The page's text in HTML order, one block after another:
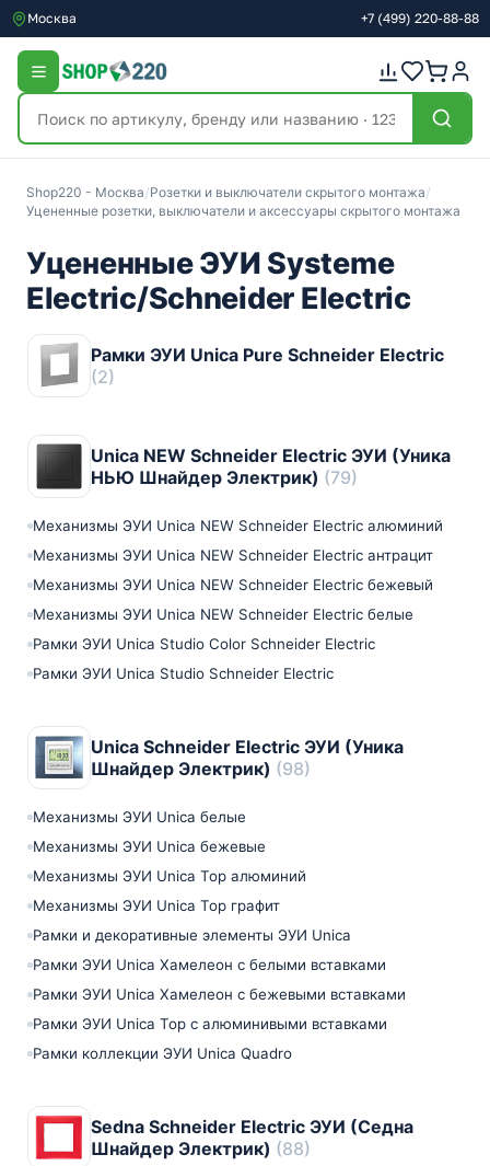
Москва +7 (499) 220-88-88
Shop220 - Москва/Розетки и выключатели скрытого монтажа/
Уцененные розетки, выключатели и аксессуары скрытого монтажа
Уцененные ЭУИ Systeme
Electric/Schneider Electric
Рамки ЭУИ Unica Pure Schneider Electric
(2)
Unica NEW Schneider Electric ЭУИ (Уника
НЬЮ Шнайдер Электрик) (79)
Механизмы ЭУИ Unica NEW Schneider Electric алюминий
Механизмы ЭУИ Unica NEW Schneider Electric антрацит
Механизмы ЭУИ Unica NEW Schneider Electric бежевый
Механизмы ЭУИ Unica NEW Schneider Electric белые
Рамки ЭУИ Unica Studio Color Schneider Electric
Рамки ЭУИ Unica Studio Schneider Electric
Unica Schneider Electric ЭУИ (Уника
Шнайдер Электрик) (98)
Механизмы ЭУИ Unica белые
Механизмы ЭУИ Unica бежевые
Механизмы ЭУИ Unica Top алюминий
Механизмы ЭУИ Unica Top графит
Рамки и декоративные элементы ЭУИ Unica
Рамки ЭУИ Unica Хамелеон с белыми вставками
Рамки ЭУИ Unica Хамелеон с бежевыми вставками
Рамки ЭУИ Unica Top с алюминивыми вставками
Рамки коллекции ЭУИ Unica Quadro
Sedna Schneider Electric ЭУИ (Седна
Шнайдер Электрик) (88)